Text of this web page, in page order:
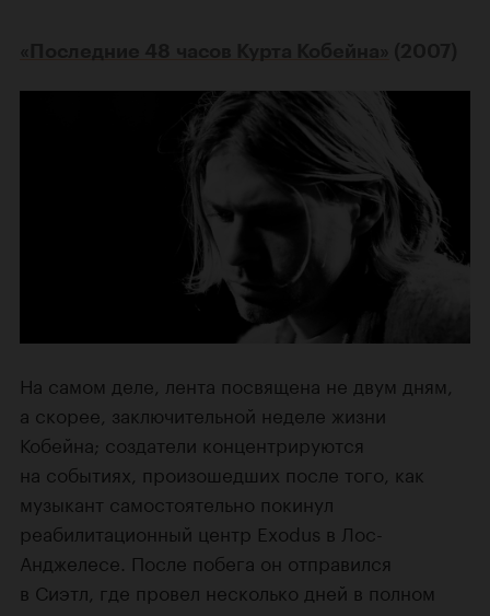
На самом деле, лента посвящена не двум дням,
а скорее, заключительной неделе жизни
Кобейна; создатели концентрируются
на событиях, произошедших после того, как
музыкант самостоятельно покинул
реабилитационный центр Exodus в Лос-
Анджелесе. После побега он отправился
в Сиэтл, где провел несколько дней в полном